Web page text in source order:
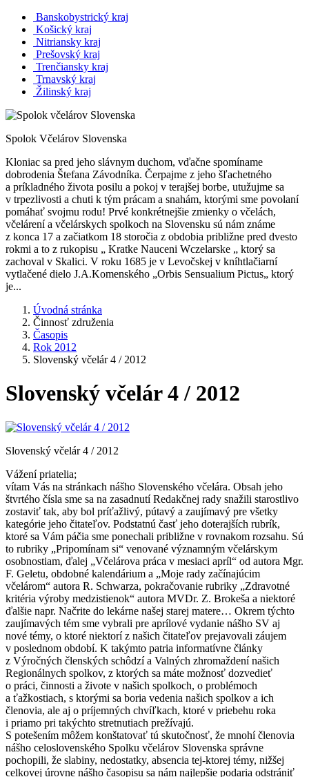
Banskobystrický kraj
Košický kraj
Nitriansky kraj
Prešovský kraj
Trenčiansky kraj
Trnavský kraj
Žilinský kraj
Spolok Včelárov Slovenska
Kloniac sa pred jeho slávnym duchom, vďačne spomíname
dobrodenia Štefana Závodníka. Čerpajme z jeho šľachetného
a príkladného života posilu a pokoj v terajšej borbe, utužujme sa
v trpezlivosti a chuti k tým prácam a snahám, ktorými sme povolaní
pomáhať svojmu rodu! Prvé konkrétnejšie zmienky o včelách,
včelárení a včelárskych spolkoch na Slovensku sú nám známe
z konca 17 a začiatkom 18 storočia z obdobia približne pred dvesto
rokmi a to z rukopisu „ Kratke Nauceni Wczelarske „ ktorý sa
zachoval v Skalici. V roku 1685 je v Levočskej v kníhtlačiarní
vytlačené dielo J.A.Komenského „Orbis Sensualium Pictus„ ktorý
je...
Úvodná stránka
Činnosť združenia
Časopis
Rok 2012
Slovenský včelár 4 / 2012
Slovenský včelár 4 / 2012
Slovenský včelár 4 / 2012
Vážení priatelia;
vítam Vás na stránkach nášho Slovenského včelára. Obsah jeho
štvrtého čísla sme sa na zasadnutí Redakčnej rady snažili starostlivo
zostaviť tak, aby bol príťažlivý, pútavý a zaujímavý pre všetky
kategórie jeho čitateľov. Podstatnú časť jeho doterajších rubrík,
ktoré sa Vám páčia sme ponechali približne v rovnakom rozsahu. Sú
to rubriky „Pripomínam si“ venované významným včelárskym
osobnostiam, ďalej „Včelárova práca v mesiaci apríl“ od autora Mgr.
F. Geletu, obdobné kalendárium a „Moje rady začínajúcim
včelárom“ autora R. Schwarza, pokračovanie rubriky „Zdravotné
kritéria výroby medzistienok“ autora MVDr. Z. Brokeša a niektoré
ďalšie napr. Načrite do lekárne našej starej matere… Okrem týchto
zaujímavých tém sme vybrali pre aprílové vydanie nášho SV aj
nové témy, o ktoré niektorí z našich čitateľov prejavovali záujem
v poslednom období. K takýmto patria informatívne články
z Výročných členských schôdzí a Valných zhromaždení našich
Regionálnych spolkov, z ktorých sa máte možnosť dozvedieť
o práci, činnosti a živote v našich spolkoch, o problémoch
a ťažkostiach, s ktorými sa boria vedenia našich spolkov a ich
členovia, ale aj o príjemných chvíľkach, ktoré v priebehu roka
i priamo pri takýchto stretnutiach prežívajú.
S potešením môžem konštatovať tú skutočnosť, že mnohí členovia
nášho celoslovenského Spolku včelárov Slovenska správne
pochopili, že slabiny, nedostatky, absencia tej-ktorej témy, nižšej
celkovej úrovne nášho časopisu sa nám najlepšie podaria odstrániť